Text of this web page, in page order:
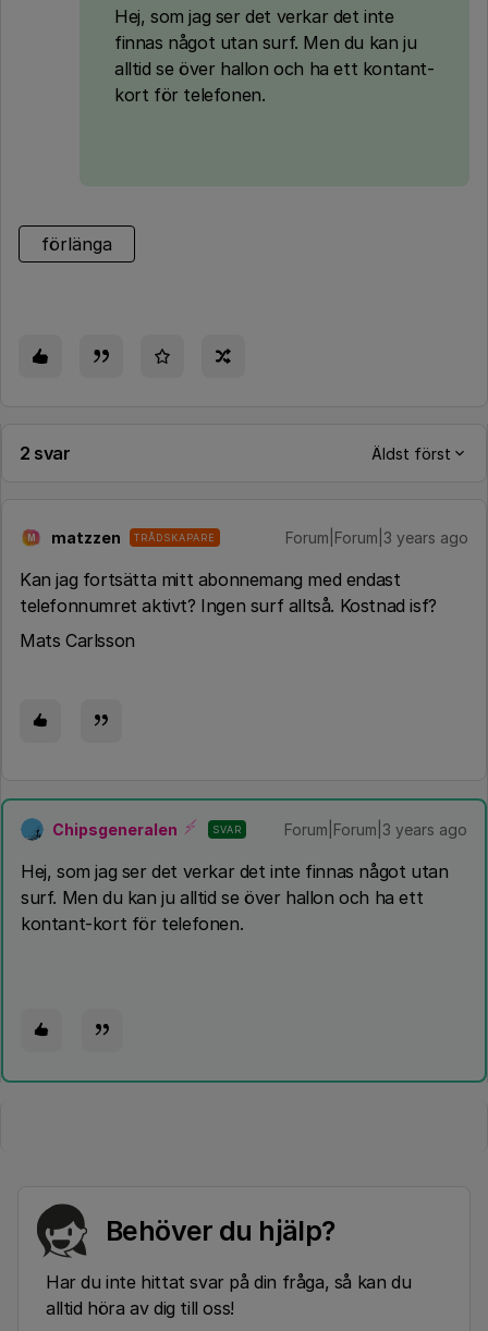
Hej, som jag ser det verkar det inte
finnas något utan surf. Men du kan ju
alltid se över hallon och ha ett kontant-
kort för telefonen.
förlänga
2 svar Äldst först
M matzzen TRÅDSKAPARE Forum|Forum|3 years ago
Kan jag fortsätta mitt abonnemang med endast
telefonnumret aktivt? Ingen surf alltså. Kostnad isf?
Mats Carlsson
Chipsgeneralen SVAR Forum|Forum|3 years ago
Hej, som jag ser det verkar det inte finnas något utan
surf. Men du kan ju alltid se över hallon och ha ett
kontant-kort för telefonen.
Behöver du hjälp?
Har du inte hittat svar på din fråga, så kan du
alltid höra av dig till oss!